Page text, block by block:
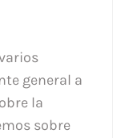
general a
la
sobre